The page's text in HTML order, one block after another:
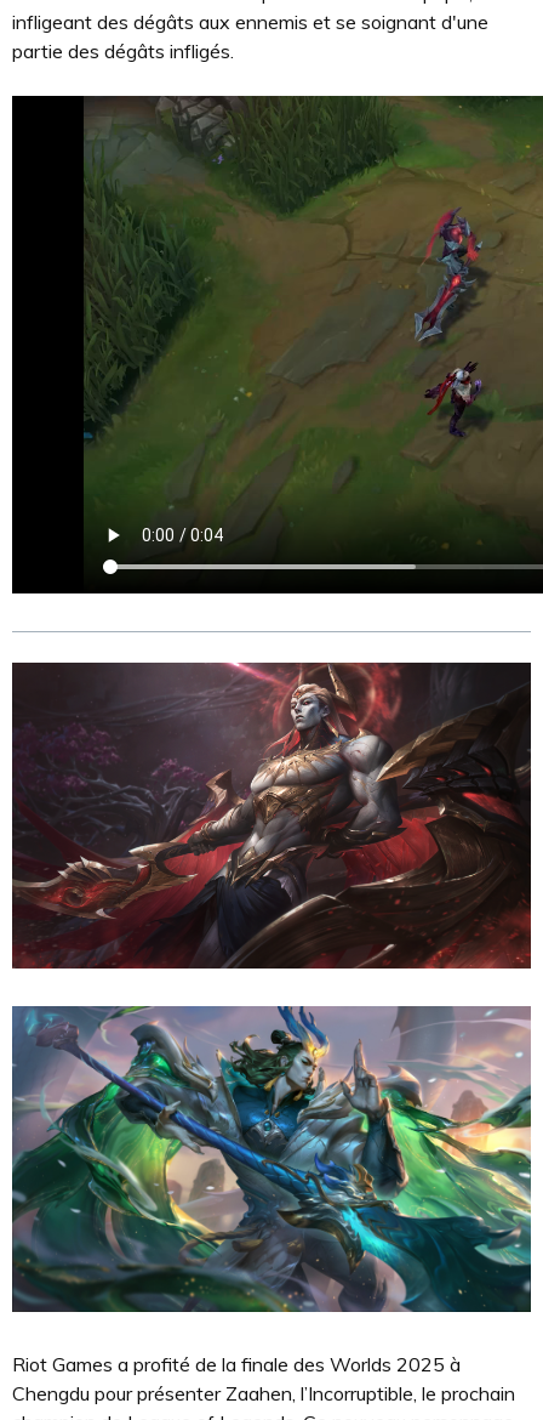
infligeant des dégâts aux ennemis et se soignant d'une
partie des dégâts infligés.
Riot Games a profité de la finale des Worlds 2025 à
Chengdu pour présenter Zaahen, l’Incorruptible, le prochain